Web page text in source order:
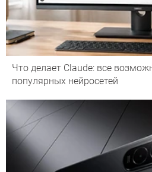
Что делает Сlaude: все
популярных нейросетей